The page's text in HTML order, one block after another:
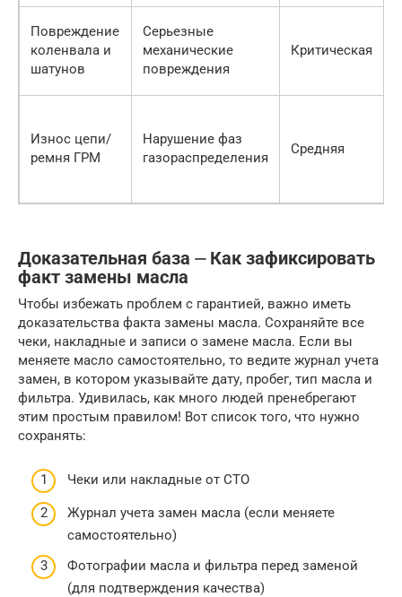
Повреждение
коленвала и
шатунов
Серьезные
механические
повреждения
Критическая
Износ цепи/
ремня ГРМ
Нарушение фаз
газораспределения
Средняя
Доказательная база ⏤ Как зафиксировать
факт замены масла
Чтобы избежать проблем с гарантией, важно иметь
доказательства факта замены масла. Сохраняйте все
чеки, накладные и записи о замене масла. Если вы
меняете масло самостоятельно, то ведите журнал учета
замен, в котором указывайте дату, пробег, тип масла и
фильтра. Удивилась, как много людей пренебрегают
этим простым правилом! Вот список того, что нужно
сохранять:
Чеки или накладные от СТО
Журнал учета замен масла (если меняете
самостоятельно)
Фотографии масла и фильтра перед заменой
(для подтверждения качества)